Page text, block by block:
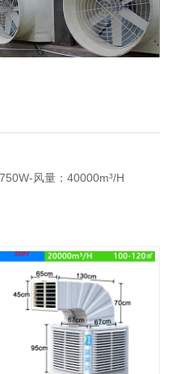
风量：40000m³/H